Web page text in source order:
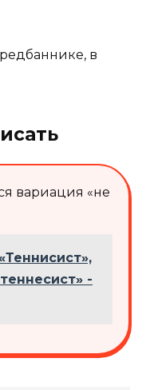
в
вариация «не
«Теннисист»,
-